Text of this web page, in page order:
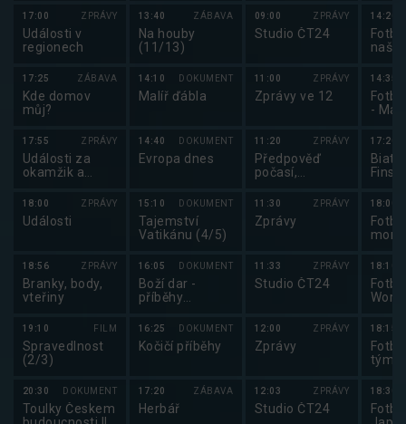
17:00 ZPRÁVY
Události v
regionech
17:25 ZÁBAVA
Kde domov
můj?
17:55 ZPRÁVY
Události za
okamžik a
18:00 ZPRÁVY
Události
18:56 ZPRÁVY
Branky, body,
vteřiny
19:10 FILM
Spravedlnost
(2/3)
20:30 DOKUMENT
Toulky Českem
13:40 ZÁBAVA
Na houby
(11/13)
14:10 DOKUMENT
Malíř ďábla
14:40 DOKUMENT
Evropa dnes
15:10 DOKUMENT
Tajemství
Vatikánu (4/5)
16:05 DOKUMENT
Boží dar -
příběhy
potravin (7/9)
16:25 DOKUMENT
Kočičí příběhy
17:20 ZÁBAVA
Herbář
09:00 ZPRÁVY
Studio ČT24
11:00 ZPRÁVY
Zprávy ve 12
11:20 ZPRÁVY
Předpověď
počasí,
zprávy
11:30 ZPRÁVY
Zprávy
11:33 ZPRÁVY
Studio ČT24
12:00 ZPRÁVY
Zprávy
12:03 ZPRÁVY
Studio ČT24
14:20
14:35
-
17:20
18:00
18:10
18:15
tým v
18:30